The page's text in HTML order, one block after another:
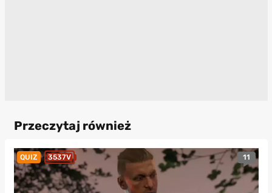
Przeczytaj również
QUIZ 3537V 11